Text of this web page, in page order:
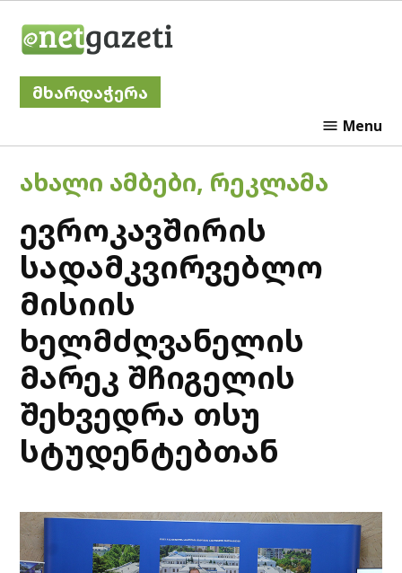
მხარდაჭერა
Menu
POSTED
ᲐᲮᲐᲚᲘ ᲐᲛᲑᲔᲑᲘ, ᲠᲔᲙᲚᲐᲛᲐ
ევროკავშირის
სადამკვირვებლო
მისიის
ხელმძღვანელის
მარეკ შჩიგელის
შეხვედრა თსუ
სტუდენტებთან